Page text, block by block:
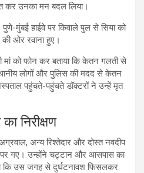
कर उनका मन बदल लिया।
मुंबई हाईवे पर किवाले पुल से सिया को
ओर रवाना हुए।
को फोन कर बताया कि केतन गलती से
लोगों और पुलिस की मदद से केतन
पहुंचते-पहुंचते डॉक्टरों ने उन्हें मृत
निरीक्षण
अन्य रिश्तेदार और दोस्त नवदीप
गए। उन्होंने चट्टान और आसपास का
कि उस जगह से दुर्घटनावश फिसलकर